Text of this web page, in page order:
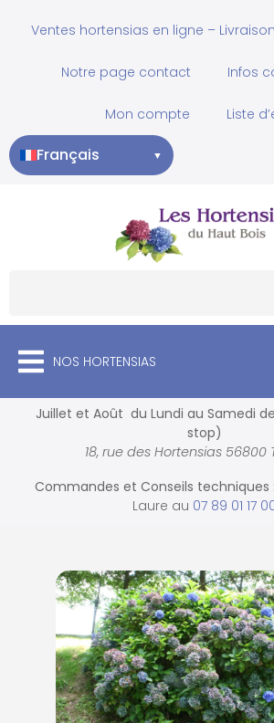
Ventes hortensias en ligne –
Notre page contact Infos
Mon compte Liste
Français ▼
NOS HORTENSIAS
Juillet et Août du Lundi au Samedi de
stop)
18, rue des Hortensias 56800
Commandes et Conseils techniques :
Laure au 07 89 01 17